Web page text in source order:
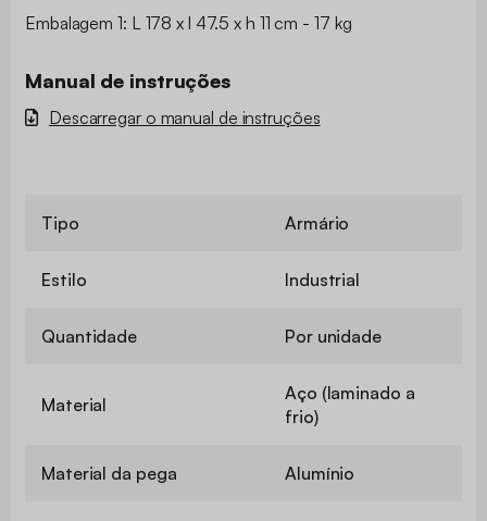
Embalagem 1: L 178 x l 47.5 x h 11 cm - 17 kg
Manual de instruções
Descarregar o manual de instruções
Tipo Armário
Estilo Industrial
Quantidade Por unidade
Material
Aço (laminado a
frio)
Material da pega Alumínio